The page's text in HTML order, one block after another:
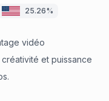
25.26%
vidéo
et puissance